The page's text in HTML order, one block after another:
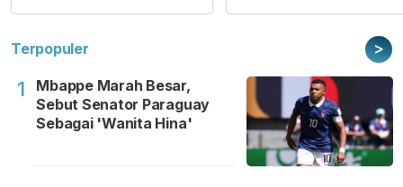
Terpopuler >
1
Mbappe Marah Besar,
Sebut Senator Paraguay
Sebagai 'Wanita Hina'